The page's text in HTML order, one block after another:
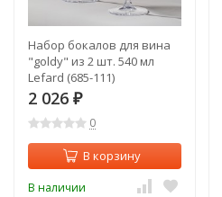
Набор бокалов для вина
"goldy" из 2 шт. 540 мл
Lefard (685-111)
2 026 ₽
0
В корзину
В наличии